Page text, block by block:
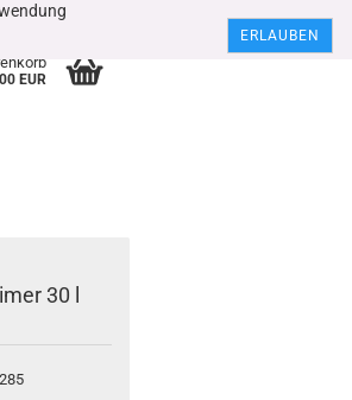
Merkzettel
EUR
ERLAUBEN
30 l